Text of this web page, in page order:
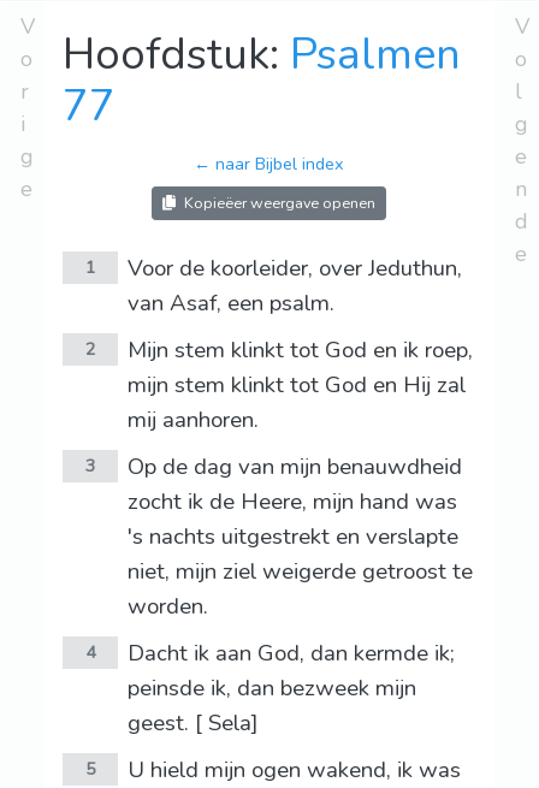
V
o
r
i
g
e
Hoofdstuk: Psalmen
77
← naar Bijbel index
Kopieëer weergave openen
1
Voor de koorleider, over Jeduthun,
van Asaf, een psalm.
2
Mijn stem klinkt tot God en ik roep,
mijn stem klinkt tot God en Hij zal
mij aanhoren.
3
Op de dag van mijn benauwdheid
zocht ik de Heere, mijn hand was
's nachts uitgestrekt en verslapte
niet, mijn ziel weigerde getroost te
worden.
4
Dacht ik aan God, dan kermde ik;
peinsde ik, dan bezweek mijn
geest. [ Sela]
5
U hield mijn ogen wakend, ik was
V
o
l
g
e
n
d
e